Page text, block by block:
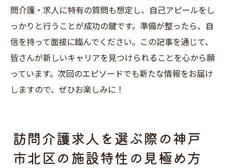
問介護・求人に特有の質問も想定し、自己アピールをし
っかりと行うことが成功の鍵です。準備が整ったら、自
信を持って面接に臨んでください。この記事を通じて、
皆さんが新しいキャリアを見つけられることを心から願
っています。次回のエピソードでも新たな情報をお届け
しますので、ぜひお楽しみに！
訪問介護求人を選ぶ際の神戸
市北区の施設特性の見極め方